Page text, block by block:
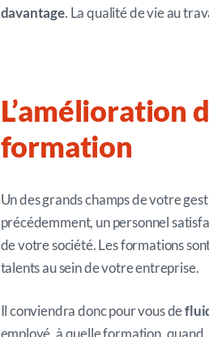
davantage. La qualité de vie au
L’amélioration
formation
Un des grands champs de votre
précédemment, un personnel
de votre société. Les formations
talents au sein de votre entreprise.
Il conviendra donc pour vous de
employé, à quelle formation,